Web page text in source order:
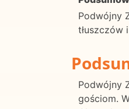
Podwójny
tłuszczów
Podwójny
gościom.